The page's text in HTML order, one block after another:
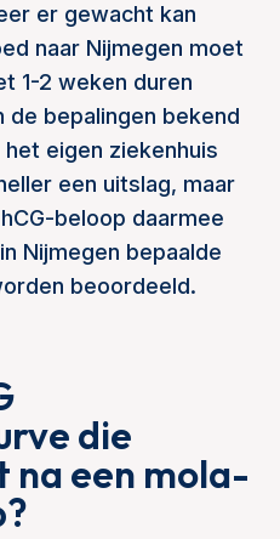
er gewacht kan
naar Nijmegen moet
1-2 weken duren
bepalingen bekend
het eigen ziekenhuis
een uitslag, maar
beloop daarmee
Nijmegen bepaalde
beoordeeld.
die
een mola-